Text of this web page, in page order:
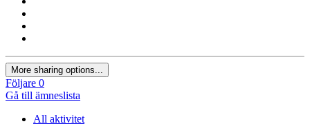
More sharing options...
Följare 0
Gå till ämneslista
All aktivitet